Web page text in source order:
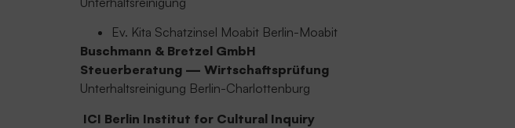
Ev. Kita Schatzinsel Moabit Berlin-Moabit
Buschmann & Bretzel GmbH
Steuerberatung — Wirtschaftsprüfung
Unterhaltsreinigung Berlin-Charlottenburg
ICI Berlin Institut for Cultural Inquiry